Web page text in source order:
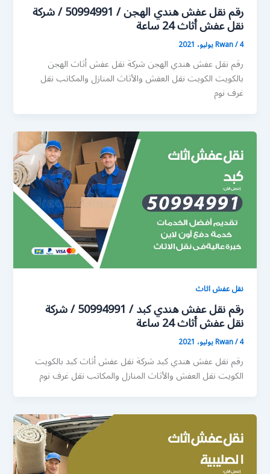
رقم نقل عفش هندي الهجن / 50994991 / شركة
نقل عفش أثاث 24 ساعة
Rwan/4 يوليو، 2021
رقم نقل عفش هندي الهجن شركة نقل عفش أثاث الهجن
بالكويت الكويت نقل العفش والأثاث المنازل والمكاتب نقل
غرف نوم
نقل عفش اثاث
رقم نقل عفش هندي كبد / 50994991 / شركة
نقل عفش أثاث 24 ساعة
Rwan/4 يوليو، 2021
رقم نقل عفش هندي كبد شركة نقل عفش أثاث كبد بالكويت
الكويت نقل العفش والأثاث المنازل والمكاتب نقل غرف نوم